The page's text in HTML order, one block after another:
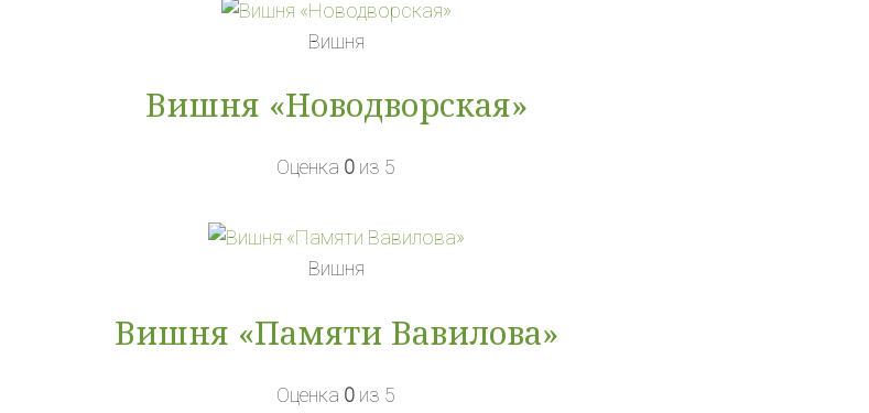
Вишня
Вишня «Новодворская»
Оценка 0 из 5
Вишня
Вишня «Памяти Вавилова»
Оценка 0 из 5